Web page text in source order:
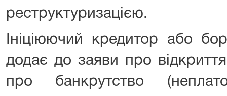
реструктуризацією.
Ініціюючий кредитор або
додає до заяви про
про банкрутство